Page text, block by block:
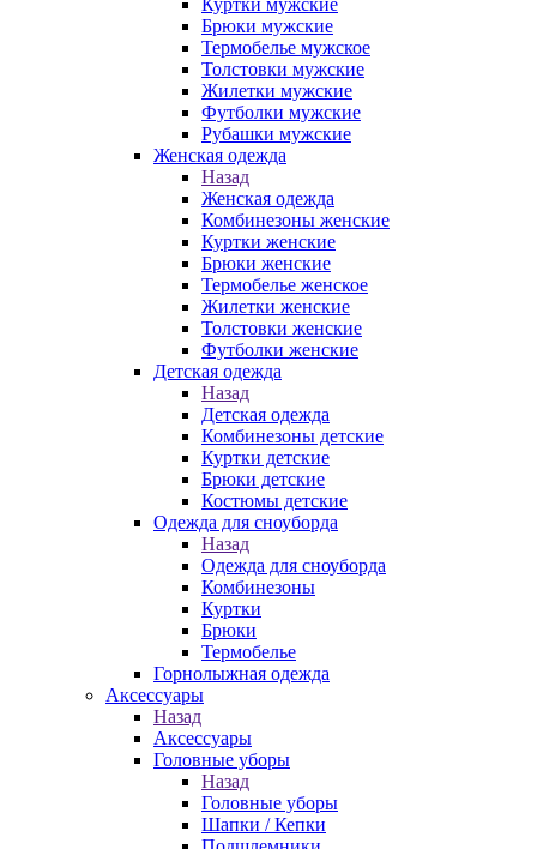
Куртки мужские
Брюки мужские
Термобелье мужское
Толстовки мужские
Жилетки мужские
Футболки мужские
Рубашки мужские
Женская одежда
Назад
Женская одежда
Комбинезоны женские
Куртки женские
Брюки женские
Термобелье женское
Жилетки женские
Толстовки женские
Футболки женские
Детская одежда
Назад
Детская одежда
Комбинезоны детские
Куртки детские
Брюки детские
Костюмы детские
Одежда для сноуборда
Назад
Одежда для сноуборда
Комбинезоны
Куртки
Брюки
Термобелье
Горнолыжная одежда
Аксессуары
Назад
Аксессуары
Головные уборы
Назад
Головные уборы
Шапки / Кепки